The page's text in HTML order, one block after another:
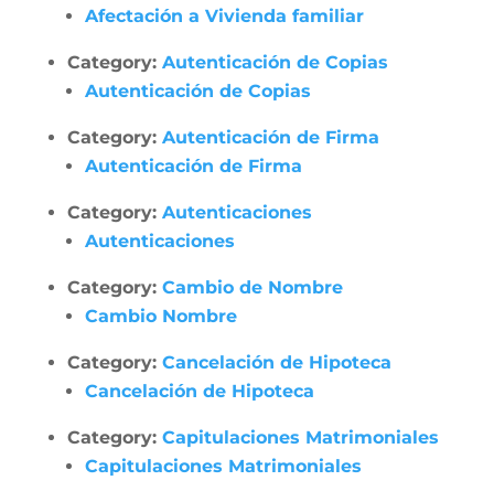
Afectación a Vivienda familiar
Category: Autenticación de Copias
Autenticación de Copias
Category: Autenticación de Firma
Autenticación de Firma
Category: Autenticaciones
Autenticaciones
Category: Cambio de Nombre
Cambio Nombre
Category: Cancelación de Hipoteca
Cancelación de Hipoteca
Category: Capitulaciones Matrimoniales
Capitulaciones Matrimoniales